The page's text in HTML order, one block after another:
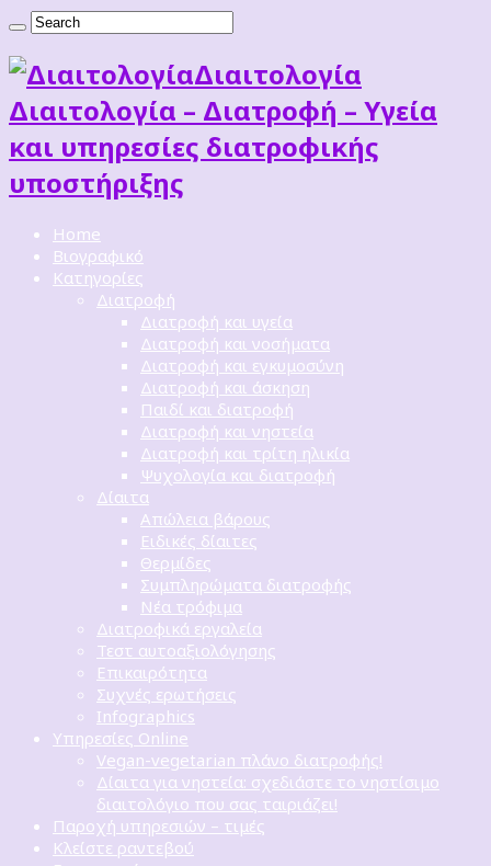
Διαιτoλογία
Διαιτολογία – Διατροφή – Υγεία
και υπηρεσίες διατροφικής
υποστήριξης
Home
Βιογραφικό
Κατηγορίες
Διατροφή
Διατροφή και υγεία
Διατροφή και νοσήματα
Διατροφή και εγκυμοσύνη
Διατροφή και άσκηση
Παιδί και διατροφή
Διατροφή και νηστεία
Διατροφή και τρίτη ηλικία
Ψυχολογία και διατροφή
Δίαιτα
Απώλεια βάρους
Ειδικές δίαιτες
Θερμίδες
Συμπληρώματα διατροφής
Νέα τρόφιμα
Διατροφικά εργαλεία
Τεστ αυτοαξιολόγησης
Επικαιρότητα
Συχνές ερωτήσεις
Infographics
Υπηρεσίες Online
Vegan-vegetarian πλάνο διατροφής!
Δίαιτα για νηστεία: σχεδιάστε το νηστίσιμο
διαιτολόγιο που σας ταιριάζει!
Παροχή υπηρεσιών – τιμές
Κλείστε ραντεβού